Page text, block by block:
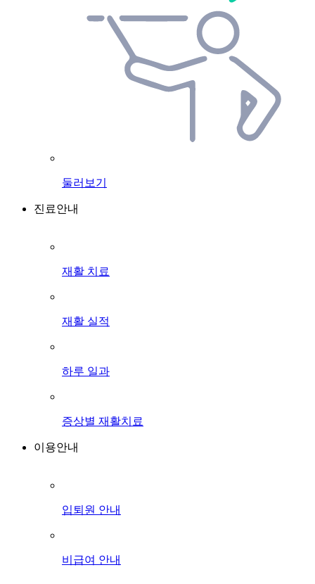
둘러보기
진료안내
재활 치료
재활 실적
하루 일과
증상별 재활치료
이용안내
입퇴원 안내
비급여 안내